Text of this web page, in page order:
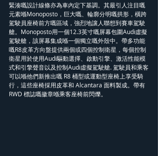
緊湊嘅設計線條亦為車內定下基調。其最引人注目嘅
元素喺Monoposto，巨大嘅、輪廓分明嘅拱形，橫跨
駕駛員座椅前方嘅區域，強烈地讓人聯想到賽車駕駛
艙。Monoposto用一個12.3英寸嘅屏幕包圍Audi虛擬
駕駛艙，該屏幕集成喺一個獨立嘅外殼中。帶多功能
嘅R8皮革方向盤提供兩個或四個控制衛星，每個控制
衛星用於使用Audi驅動選擇、啟動引擎、激活性能模
式和引擎聲音以及控制Audi虛擬駕駛艙. 駕駛員和乘客
可以喺他們新推出嘅 R8 桶型或運動型座椅上享受騎
行，這些座椅採用皮革和 Alcantara 面料製成。帶有
RWD 標誌嘅徽章喺乘客座椅前閃爍。